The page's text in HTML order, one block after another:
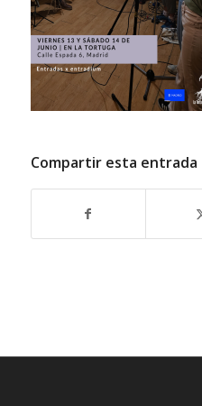
Compartir esta entrada